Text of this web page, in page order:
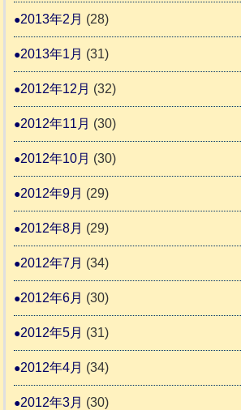
2013年2月 (28)
2013年1月 (31)
2012年12月 (32)
2012年11月 (30)
2012年10月 (30)
2012年9月 (29)
2012年8月 (29)
2012年7月 (34)
2012年6月 (30)
2012年5月 (31)
2012年4月 (34)
2012年3月 (30)